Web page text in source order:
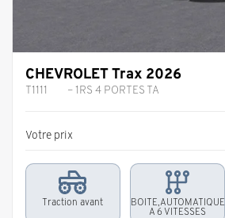
CHEVROLET Trax 2026
T1111 – 1RS 4 PORTES TA
Votre prix
Traction avant
BOITE,AUTOMATIQUE
A 6 VITESSES